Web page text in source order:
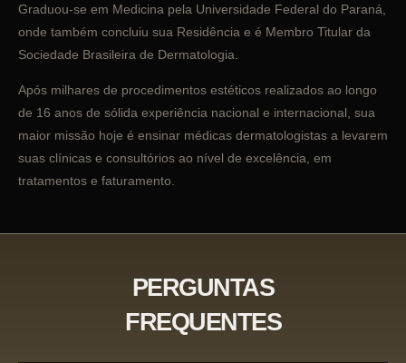
Graduou-se em Medicina pela Universidade Federal do Paraná,
onde também concluiu sua Residência e é Membro Titular da
Sociedade Brasileira de Dermatologia.
Após milhares de procedimentos estéticos realizados ao longo
de 16 anos de sólida experiência nacional e internacional, sua
maior missão hoje é ensinar médicas dermatologistas a levarem
suas clínicas e consultórios ao nível de excelência, em
tratamentos e faturamento.
PERGUNTAS
FREQUENTES